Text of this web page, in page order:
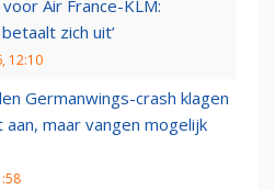
Air France-KLM:
zich uit’
12:10
Germanwings-crash klagen
maar vangen mogelijk